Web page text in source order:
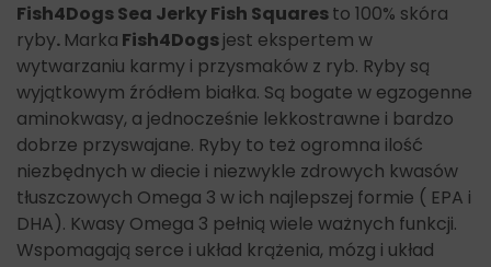
Fish4Dogs Sea Jerky Fish Squaresto 100% skóra
ryby. Marka Fish4Dogsjest ekspertem w
wytwarzaniu karmy i przysmaków z ryb. Ryby są
wyjątkowym źródłem białka. Są bogate w egzogenne
aminokwasy, a jednocześnie lekkostrawne i bardzo
dobrze przyswajane. Ryby to też ogromna ilość
niezbędnych w diecie i niezwykle zdrowych kwasów
tłuszczowych Omega 3 w ich najlepszej formie ( EPA i
DHA). Kwasy Omega 3 pełnią wiele ważnych funkcji.
Wspomagają serce i układ krążenia, mózg i układ